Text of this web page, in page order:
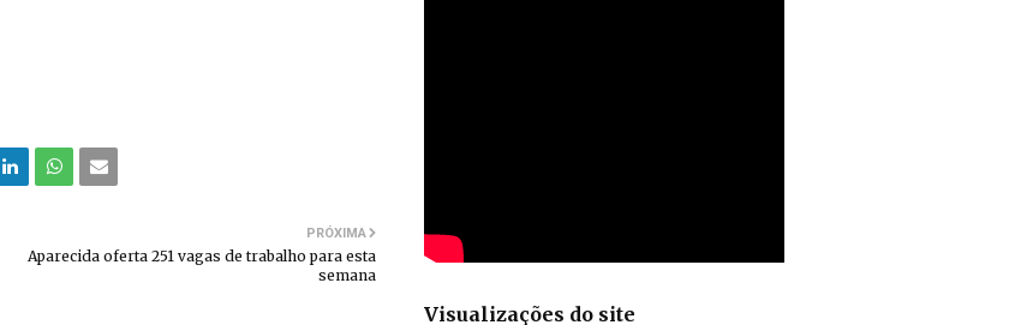
PRÓXIMA
Aparecida oferta 251 vagas de trabalho para esta
semana
Visualizações do site